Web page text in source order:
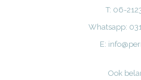
T: 06-
Whatsapp:
E:
Ook